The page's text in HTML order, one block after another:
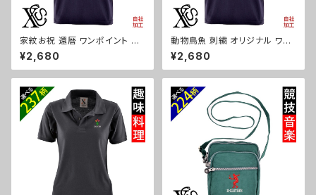
家紋お祝 還暦 ワンポイント 刺
繍 オリジナル5.6oz オリジナル
半袖 Tシャツ メンズ ロゴ おし
ゃれ tシャツ カットソー 和柄 黒
父の日 グッズ 柄 丸に 五瓜 桔
梗 巴 藤 羽 菱 唐花 木瓜 蔦 桐
織田信長 ori-am-tst2-b07-
s
¥2,680
動物鳥魚 刺繍 オリジナル ワン
ポイント 5.6oz 半袖 Tシャツ
メンズ ロゴ おしゃれ tシャツ カ
ットソー 自社ブランド 父の日 柄
2-b06-s
¥2,680